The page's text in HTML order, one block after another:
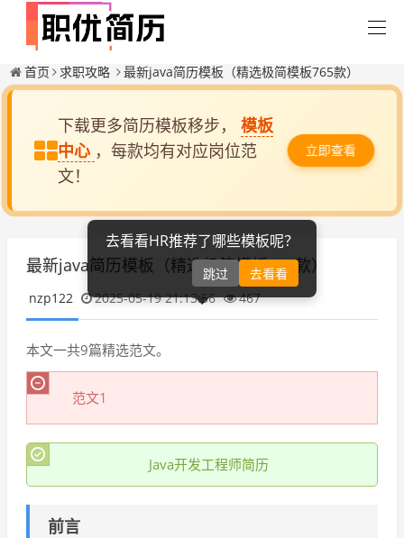
首页 求职攻略 最新java简历模板（精选极简模板765款）
下载更多简历模板移步， 模板
中心 ，每款均有对应岗位范
文！
立即查看
最新java简历模板（精选极简模板765款）
nzp122 2025-05-19 21:13:56 467
本文一共9篇精选范文。
范文1
Java开发工程师简历
前言
去看看HR推荐了哪些模板呢？
跳过 去看看